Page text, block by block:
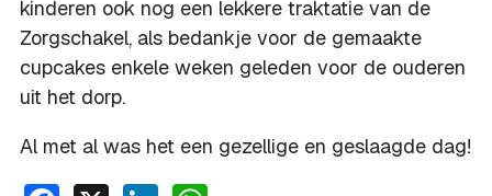
kinderen ook nog een lekkere traktatie van de
Zorgschakel, als bedankje voor de gemaakte
cupcakes enkele weken geleden voor de ouderen
uit het dorp.
Al met al was het een gezellige en geslaagde dag!